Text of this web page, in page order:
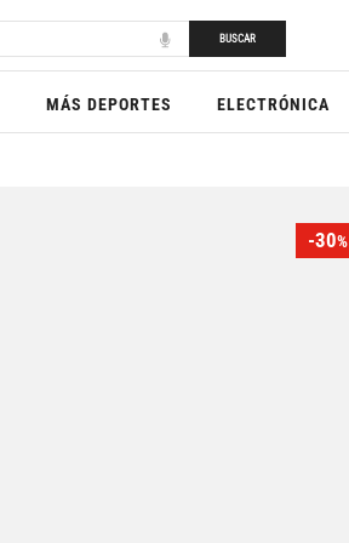
BUSCAR
MÁS DEPORTES ELECTRÓNICA
-30%